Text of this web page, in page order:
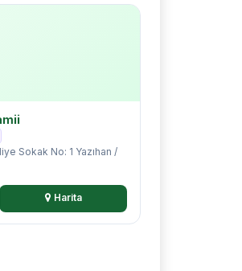
Sokak No: 1 Yazıhan /
Harita